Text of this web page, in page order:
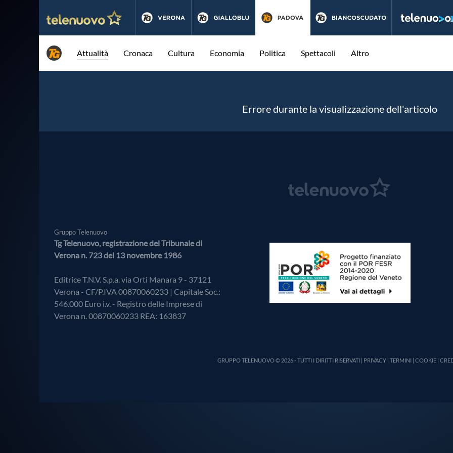
Attualità Cronaca Cultura Economia Politica Spettacoli Altro
Errore durante la visualizzazione dell'articolo
Gruppo Telenuovo
Tg Telenuovo, registrazione del Tribunale di
Verona n. 723 del 13 novembre 1986
Editrice T.N.V. S.p.a. via Orti Manara 9 - 37121
Verona - CF/P.IVA 00870060233 | Capitale Soc.:
546.000 Euro i.v. - Registro delle Imprese di
Verona n. 00870060233 REA: 163837
GRUPPO TELENUOVO © 2026 - TUTTI I DIRITTI RISERVATI | PRIVACY | TERMINI | COOKIE |